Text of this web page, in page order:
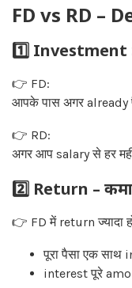
FD vs RD –
1️⃣ Investment
👉 FD:
आपके पास अगर already
👉 RD:
अगर आप salary से हर
2️⃣ Return –
👉 FD में return ज्यादा
पूरा पैसा एक साथ
interest पूरे